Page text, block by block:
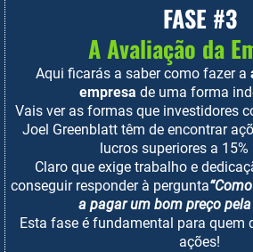
FASE #3
A Avaliação da
Aqui ficarás a saber como fazer a
empresa de uma forma
Vais ver as formas que investidores
Joel Greenblatt têm de encontrar
lucros superiores a 15%
Claro que exige trabalho e
conseguir responder à pergunta
a pagar um bom preço pela
Esta fase é fundamental para quem
ações!